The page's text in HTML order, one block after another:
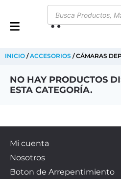
INICIO /ACCESORIOS / CÁMARAS
NO HAY PRODUCTOS
ESTA CATEGORÍA.
Mi cuenta
Nosotros
Boton de Arrepentimiento